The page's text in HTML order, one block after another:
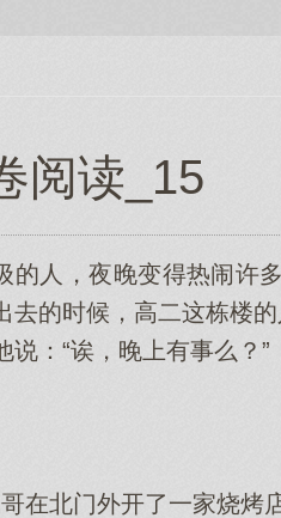
阅读_15
人，夜晚变得热闹许
的时候，高二这栋楼的
：“诶，晚上有事么？”
北门外开了一家烧烤